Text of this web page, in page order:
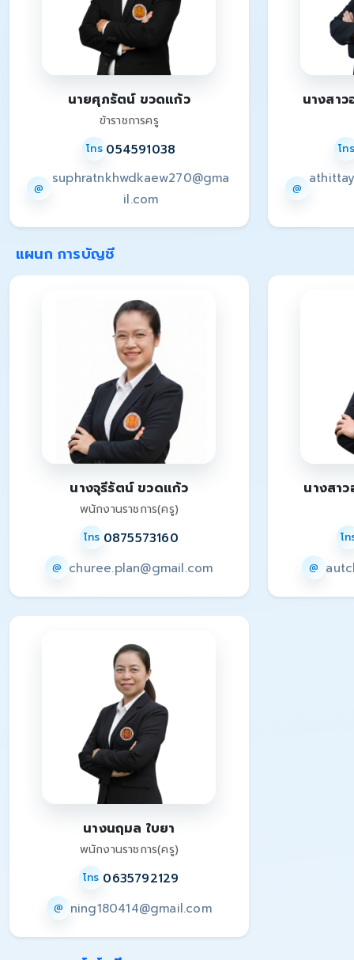
นายศุภรัตน์ ขวดแก้ว
ข้าราชการครู
โทร 054591038
@
suphratnkhwdkaew270@gma
il.com
นางสา
โทร
@
แผนก การบัญชี
นางจุรีรัตน์ ขวดแก้ว
พนักงานราชการ(ครู)
โทร 0875573160
@ churee.plan@gmail.com
นางสา
โท
@
นางนฤมล ใบยา
พนักงานราชการ(ครู)
โทร 0635792129
@ ning180414@gmail.com